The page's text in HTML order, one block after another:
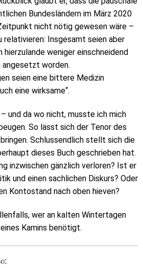
Bundesländern im März 2020
nicht nötig gewesen wäre –
Insgesamt seien aber
hierzulande weniger einschneidend
angesetzt worden.
seien eine bittere Medizin
eine wirksame“.
und da wo nicht, musste ich mich
So lässt sich der Tenor des
Schlussendlich stellt sich die
dieses Buch geschrieben hat.
inzwischen gänzlich verloren? Ist er
und einen sachlichen Diskurs? Oder
Kontostand nach oben hieven?
wer an kalten Wintertagen
Kamins benötigt.